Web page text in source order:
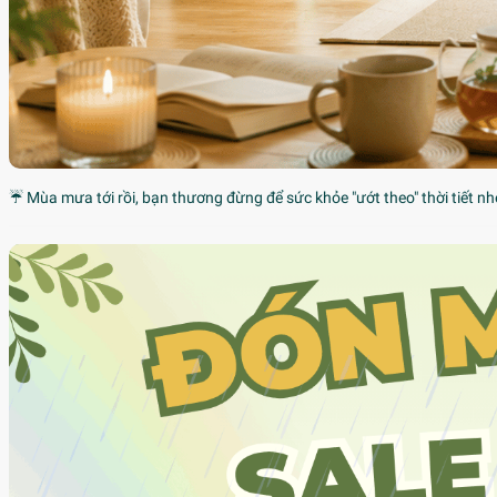
☔ Mùa mưa tới rồi, bạn thương đừng để sức khỏe "ướt theo" thời tiết